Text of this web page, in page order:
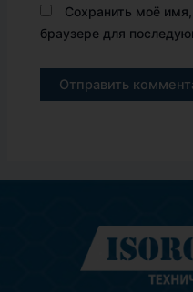
Сохранить моё
браузере для